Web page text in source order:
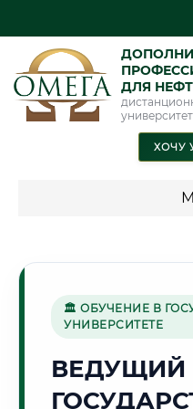
ДЛЯ
ХОЧУ
Г.
🏛 ОБУЧЕНИЕ В
УНИВЕРСИТЕТЕ
ВЕДУЩИЙ